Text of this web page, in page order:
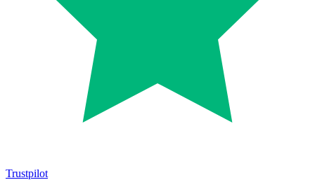
Trustpilot